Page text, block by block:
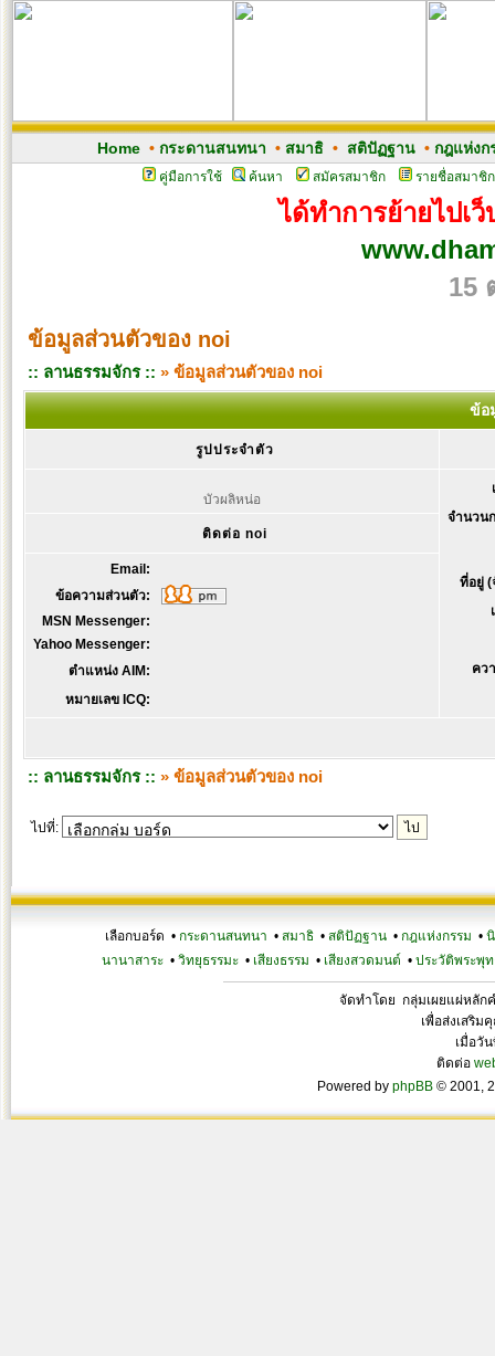
Home• กระดานสนทนา • สมาธิ• สติปัฏฐาน• กฎแห่งก
คู่มือการใช้ ค้นหา สมัครสมาชิก รายชื่อสมาชิก
ได้ทำการย้ายไปเ
15
ข้อมูลส่วนตัวของ noi
:: ลานธรรมจักร :: » ข้อมูลส่วนตัวของ noi
ข้อ
รูปประจำตัว
บัวผลิหน่อ
จำนวน
ที่อยู่ (
คว
ติดต่อ noi
Email:
ข้อความส่วนตัว:
MSN Messenger:
Yahoo Messenger:
ตำแหน่ง AIM:
หมายเลข ICQ:
:: ลานธรรมจักร :: » ข้อมูลส่วนตัวของ noi
ไปที่:
เลือกบอร์ด • กระดานสนทนา • สมาธิ • สติปัฏฐาน • กฎแห่งกรรม •
นานาสาระ• วิทยุธรรมะ• เสียงธรรม • เสียงสวดมนต์ • ประวัติพระพุท
จัดทำโดย กลุ่มเผยแผ่หลัก
เพื่อส่งเสริม
เมื่อวั
ติดต่อ
Powered by phpBB © 2001,